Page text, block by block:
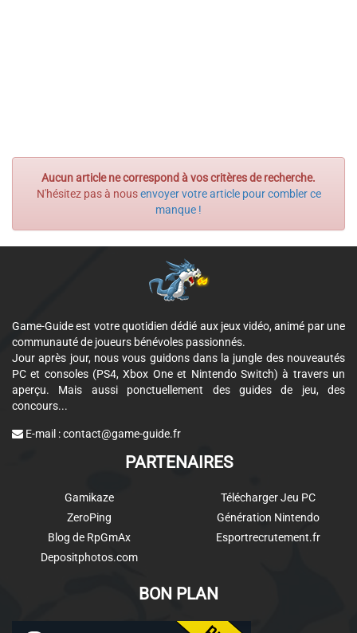
Aucun article ne correspond à vos critères de recherche.
N'hésitez pas à nousenvoyer votre article pour combler ce
manque !
Game-Guide est votre quotidien dédié aux jeux vidéo, animé par une
communauté de joueurs bénévoles passionnés.
Jour après jour, nous vous guidons dans la jungle des nouveautés
PC et consoles (PS4, Xbox One et Nintendo Switch) à travers un
aperçu. Mais aussi ponctuellement des guides de jeu, des
concours...
E-mail :contact@game-guide.fr
PARTENAIRES
Gamikaze
ZeroPing
Blog de RpGmAx
Depositphotos.com
Télécharger Jeu PC
Génération Nintendo
Esportrecrutement.fr
BON PLAN